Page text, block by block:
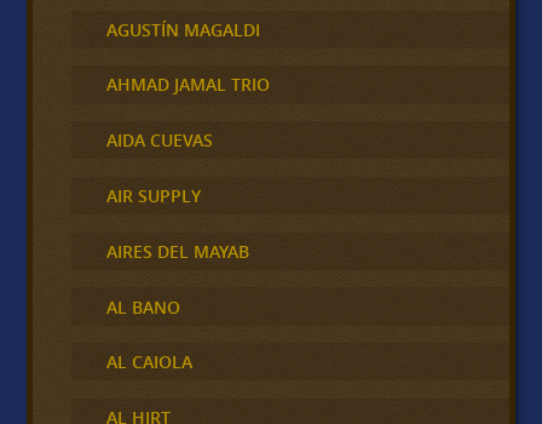
AGUSTÍN MAGALDI
AHMAD JAMAL TRIO
AIDA CUEVAS
AIR SUPPLY
AIRES DEL MAYAB
AL BANO
AL CAIOLA
AL HIRT